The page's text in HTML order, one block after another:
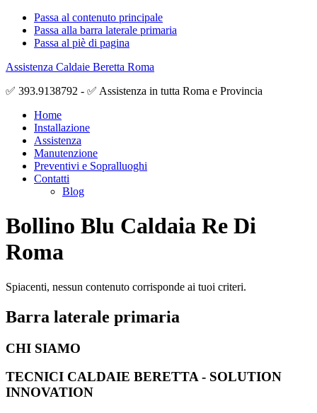
Passa al contenuto principale
Passa alla barra laterale primaria
Passa al piè di pagina
Assistenza Caldaie Beretta Roma
✅ 393.9138792 - ✅ Assistenza in tutta Roma e Provincia
Home
Installazione
Assistenza
Manutenzione
Preventivi e Sopralluoghi
Contatti
Blog
Bollino Blu Caldaia Re Di
Roma
Spiacenti, nessun contenuto corrisponde ai tuoi criteri.
Barra laterale primaria
CHI SIAMO
TECNICI CALDAIE BERETTA - SOLUTION
INNOVATION